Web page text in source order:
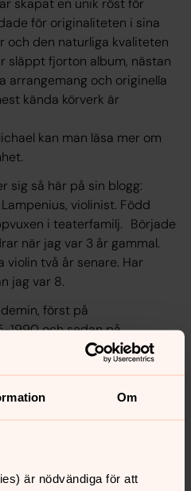
Om
är nödvändiga för att
för originaliteten i sina
och den naturliga kvaliteten
släppt fjorton album, nästan
arrangemang och originella
kända körverk är
kan man läsa mer om
sig så här på sin blogg:
violinist. Född
i teaterfamilj. Började
när jag var 3 år gammal.
violin två år senare. Har
jag var 8.
först på
1990 och sedan på
i två olika orkestrar
orkestrar. Jag har bott i
1997.
kom precis ut inför julen